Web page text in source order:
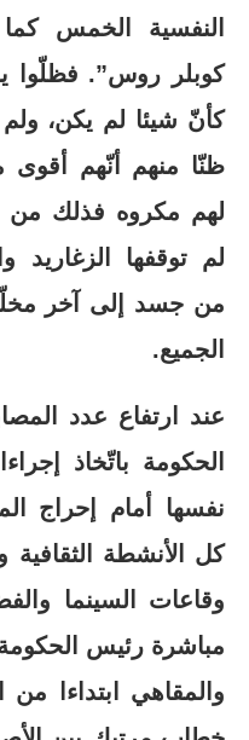
النفسية الخمس
كوبلر روس”. فظلّوا
كأنّ شيئا لم يكن،
ظنّا منهم أنّهم أقوى
لهم مكروه فذلك من
لم توقفها الزغاريد
من جسد إلى آخر
الجميع.
عند ارتفاع عدد
الحكومة باتّخاذ
نفسها أمام إحراج
كل الأنشطة الثقافية
وقاعات السينما
مباشرة رئيس
والمقاهي ابتداءا